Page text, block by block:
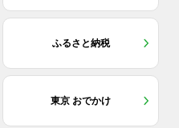
ふるさと納税
東京 おでかけ